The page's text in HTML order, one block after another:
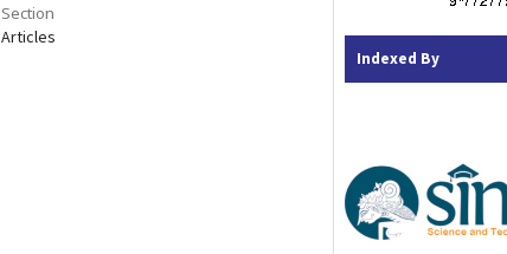
Section
Articles
Indexed By